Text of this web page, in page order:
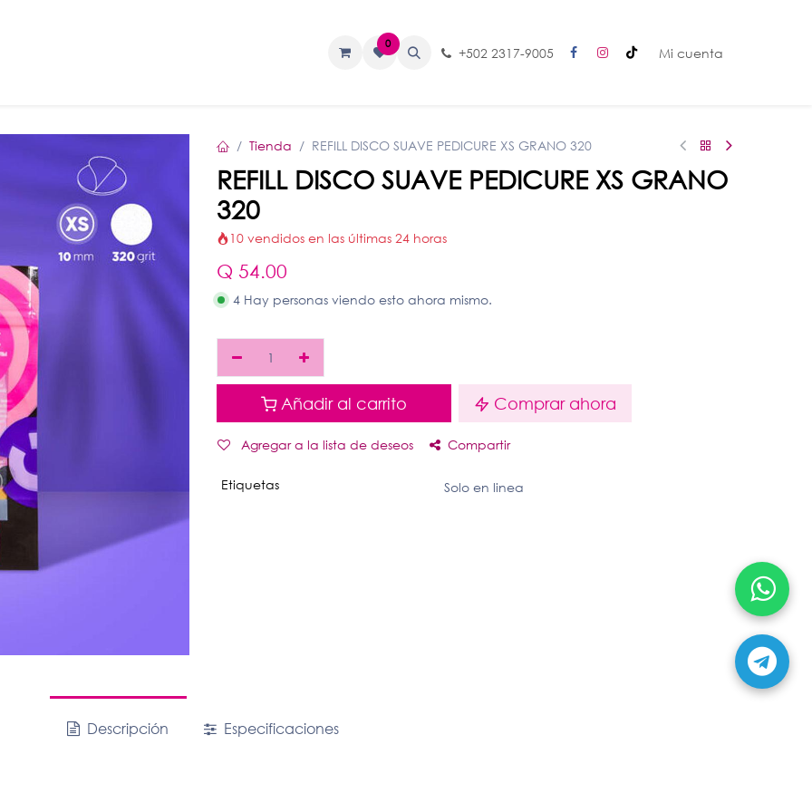
0
+502 2317-9005 Mi cuenta
Tienda REFILL DISCO SUAVE PEDICURE XS GRANO 320
REFILL DISCO SUAVE PEDICURE XS GRANO
320
10 vendidos en las últimas 24 horas
Q 54.00
4 Hay personas viendo esto ahora mismo.
Añadir al carrito Comprar ahora
Agregar a la lista de deseos Compartir
Etiquetas Solo en linea
Descripción Especificaciones